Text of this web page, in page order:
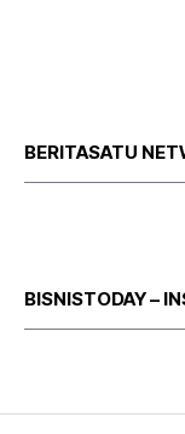
BERITASATU
BISNISTODAY –